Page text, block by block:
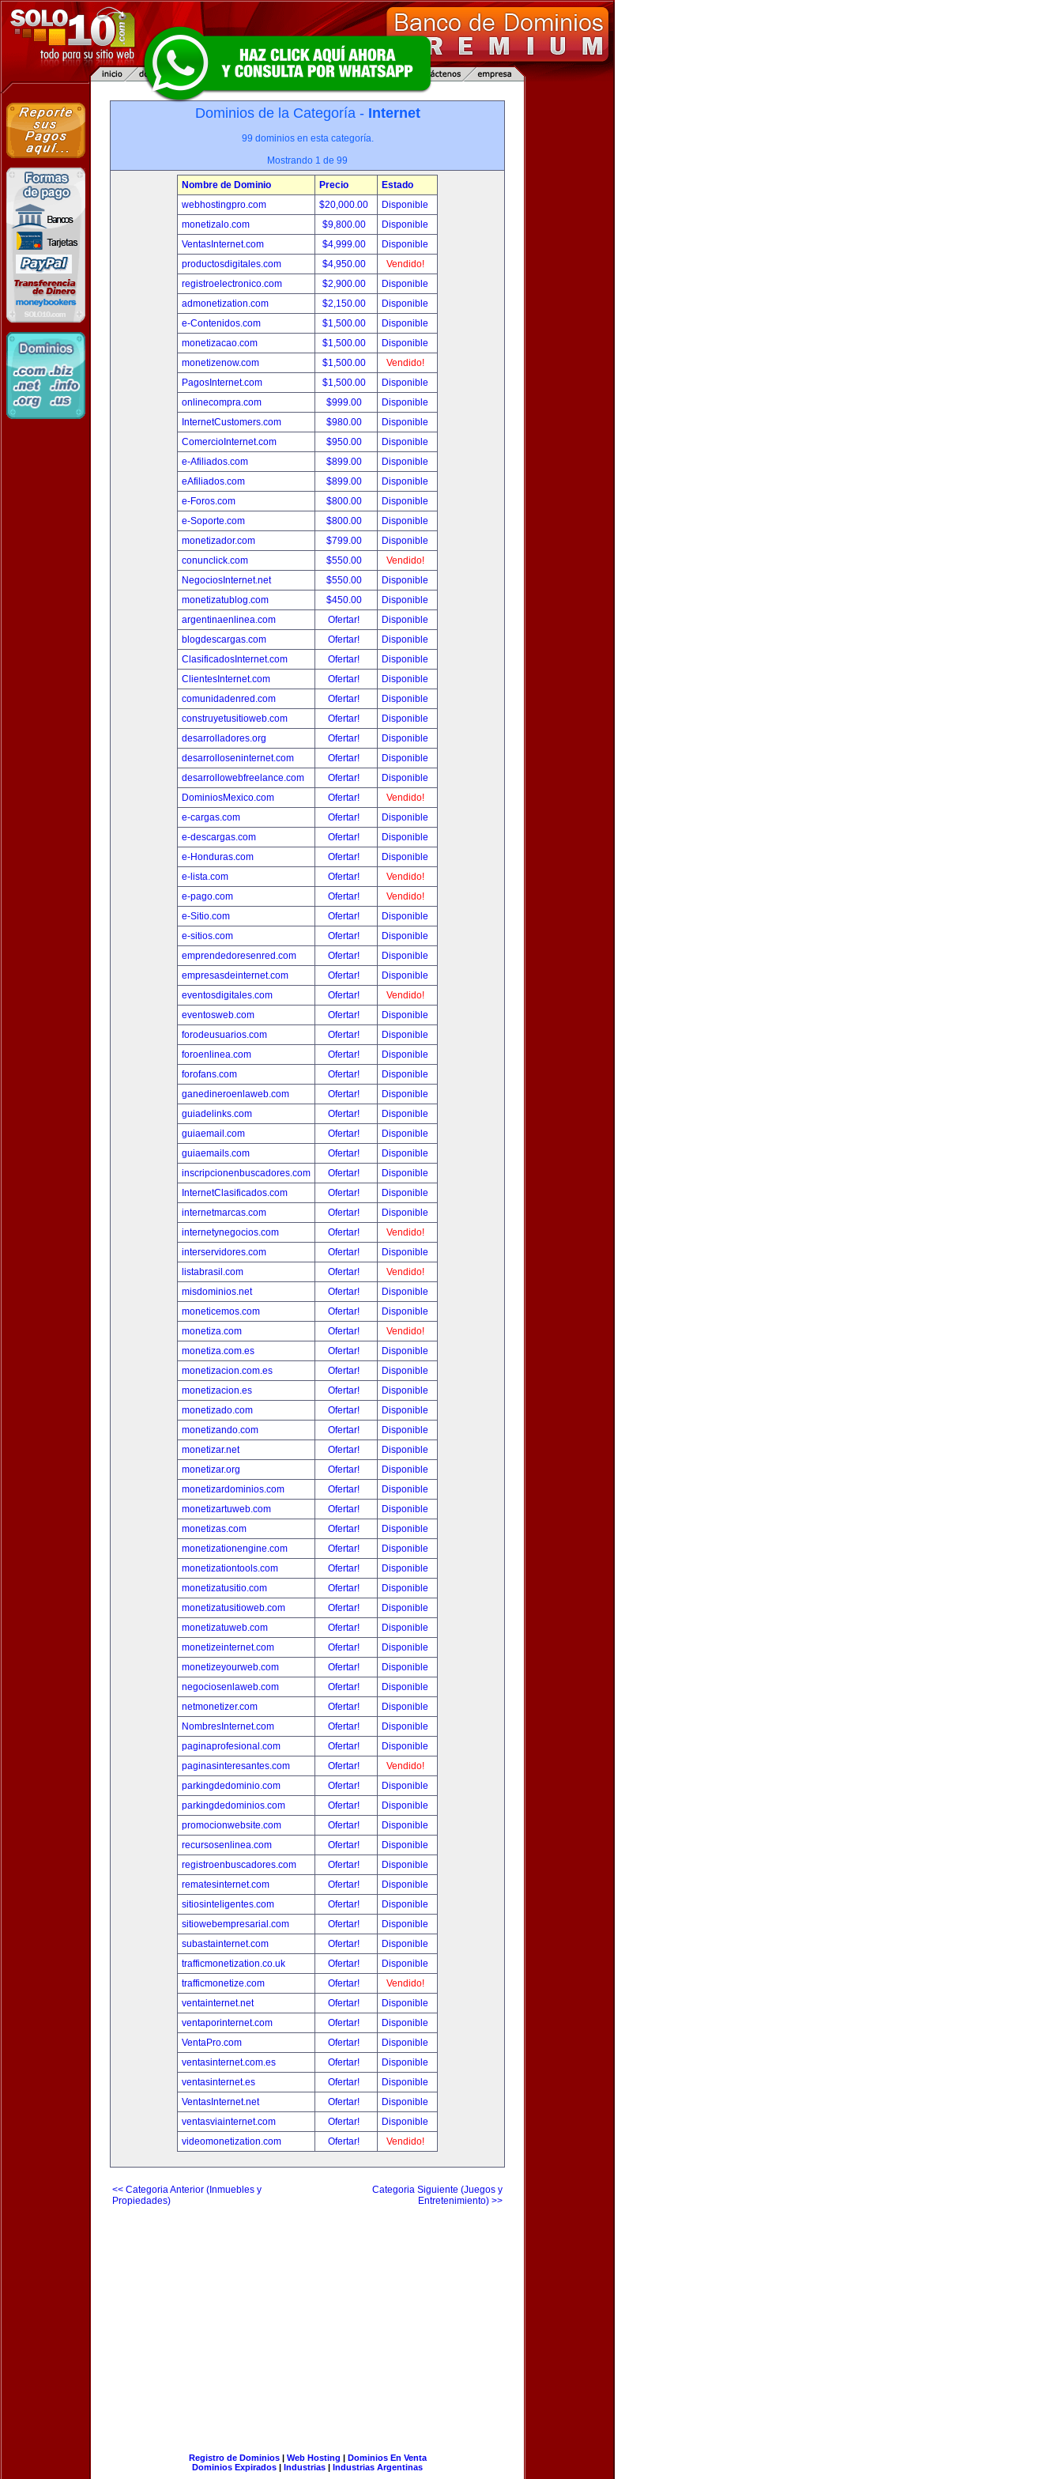
Dominios de la Categoría - Internet
99 dominios en esta categoría.
Mostrando 1 de 99
Nombre de Dominio Precio
Estado
webhostingpro.com
$20,000.00
Disponible
monetizalo.com
$9,800.00
Disponible
VentasInternet.com
$4,999.00
Disponible
productosdigitales.com
$4,950.00
Vendido!
registroelectronico.com
$2,900.00
Disponible
admonetization.com
$2,150.00
Disponible
e-Contenidos.com
$1,500.00
Disponible
monetizacao.com
$1,500.00
Disponible
monetizenow.com
$1,500.00
Vendido!
PagosInternet.com
$1,500.00
Disponible
onlinecompra.com
$999.00
Disponible
InternetCustomers.com
$980.00
Disponible
ComercioInternet.com
$950.00
Disponible
e-Afiliados.com
$899.00
Disponible
eAfiliados.com
$899.00
Disponible
e-Foros.com
$800.00
Disponible
e-Soporte.com
$800.00
Disponible
monetizador.com
$799.00
Disponible
conunclick.com
$550.00
Vendido!
NegociosInternet.net
$550.00
Disponible
monetizatublog.com
$450.00
Disponible
argentinaenlinea.com
Ofertar!
Disponible
blogdescargas.com
Ofertar!
Disponible
ClasificadosInternet.com
Ofertar!
Disponible
ClientesInternet.com
Ofertar!
Disponible
comunidadenred.com
Ofertar!
Disponible
construyetusitioweb.com
Ofertar!
Disponible
desarrolladores.org
Ofertar!
Disponible
desarrolloseninternet.com
Ofertar!
Disponible
desarrollowebfreelance.com
Ofertar!
Disponible
DominiosMexico.com
Ofertar!
Vendido!
e-cargas.com
Ofertar!
Disponible
e-descargas.com
Ofertar!
Disponible
e-Honduras.com
Ofertar!
Disponible
e-lista.com
Ofertar!
Vendido!
e-pago.com
Ofertar!
Vendido!
e-Sitio.com
Ofertar!
Disponible
e-sitios.com
Ofertar!
Disponible
emprendedoresenred.com
Ofertar!
Disponible
empresasdeinternet.com
Ofertar!
Disponible
eventosdigitales.com
Ofertar!
Vendido!
eventosweb.com
Ofertar!
Disponible
forodeusuarios.com
Ofertar!
Disponible
foroenlinea.com
Ofertar!
Disponible
forofans.com
Ofertar!
Disponible
ganedineroenlaweb.com
Ofertar!
Disponible
guiadelinks.com
Ofertar!
Disponible
guiaemail.com
Ofertar!
Disponible
guiaemails.com
Ofertar!
Disponible
inscripcionenbuscadores.com
Ofertar!
Disponible
InternetClasificados.com
Ofertar!
Disponible
internetmarcas.com
Ofertar!
Disponible
internetynegocios.com
Ofertar!
Vendido!
interservidores.com
Ofertar!
Disponible
listabrasil.com
Ofertar!
Vendido!
misdominios.net
Ofertar!
Disponible
moneticemos.com
Ofertar!
Disponible
monetiza.com
Ofertar!
Vendido!
monetiza.com.es
Ofertar!
Disponible
monetizacion.com.es
Ofertar!
Disponible
monetizacion.es
Ofertar!
Disponible
monetizado.com
Ofertar!
Disponible
monetizando.com
Ofertar!
Disponible
monetizar.net
Ofertar!
Disponible
monetizar.org
Ofertar!
Disponible
monetizardominios.com
Ofertar!
Disponible
monetizartuweb.com
Ofertar!
Disponible
monetizas.com
Ofertar!
Disponible
monetizationengine.com
Ofertar!
Disponible
monetizationtools.com
Ofertar!
Disponible
monetizatusitio.com
Ofertar!
Disponible
monetizatusitioweb.com
Ofertar!
Disponible
monetizatuweb.com
Ofertar!
Disponible
monetizeinternet.com
Ofertar!
Disponible
monetizeyourweb.com
Ofertar!
Disponible
negociosenlaweb.com
Ofertar!
Disponible
netmonetizer.com
Ofertar!
Disponible
NombresInternet.com
Ofertar!
Disponible
paginaprofesional.com
Ofertar!
Disponible
paginasinteresantes.com
Ofertar!
Vendido!
parkingdedominio.com
Ofertar!
Disponible
parkingdedominios.com
Ofertar!
Disponible
promocionwebsite.com
Ofertar!
Disponible
recursosenlinea.com
Ofertar!
Disponible
registroenbuscadores.com
Ofertar!
Disponible
rematesinternet.com
Ofertar!
Disponible
sitiosinteligentes.com
Ofertar!
Disponible
sitiowebempresarial.com
Ofertar!
Disponible
subastainternet.com
Ofertar!
Disponible
trafficmonetization.co.uk
Ofertar!
Disponible
trafficmonetize.com
Ofertar!
Vendido!
ventainternet.net
Ofertar!
Disponible
ventaporinternet.com
Ofertar!
Disponible
VentaPro.com
Ofertar!
Disponible
ventasinternet.com.es
Ofertar!
Disponible
ventasinternet.es
Ofertar!
Disponible
VentasInternet.net
Ofertar!
Disponible
ventasviainternet.com
Ofertar!
Disponible
videomonetization.com
Ofertar! Vendido!
<< Categoria Anterior (Inmuebles y
Propiedades)
Categoria Siguiente (Juegos y
Entretenimiento) >>
Registro de Dominios| Web Hosting | Dominios En Venta
Dominios Expirados | Industrias | Industrias Argentinas